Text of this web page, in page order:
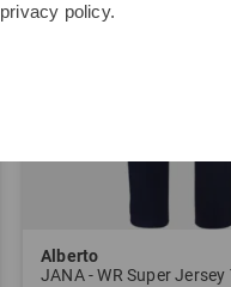
Alberto
privacy policy.